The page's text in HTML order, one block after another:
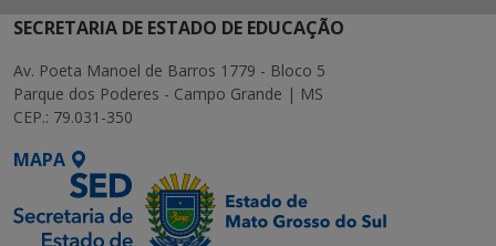
SECRETARIA DE ESTADO DE EDUCAÇÃO
Av. Poeta Manoel de Barros 1779 - Bloco 5
Parque dos Poderes - Campo Grande | MS
CEP.: 79.031-350
MAPA